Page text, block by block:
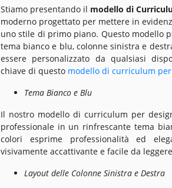
Stiamo presentando il modello di
moderno progettato per mettere in
uno stile di primo piano. Questo modello
tema bianco e blu, colonne sinistra e
essere personalizzato da qualsiasi
chiave di questo modello di curriculum
Tema Bianco e Blu
Il nostro modello di curriculum per
professionale in un rinfrescante tema
colori esprime professionalità ed
visivamente accattivante e facile da
Layout delle Colonne Sinistra e Destra